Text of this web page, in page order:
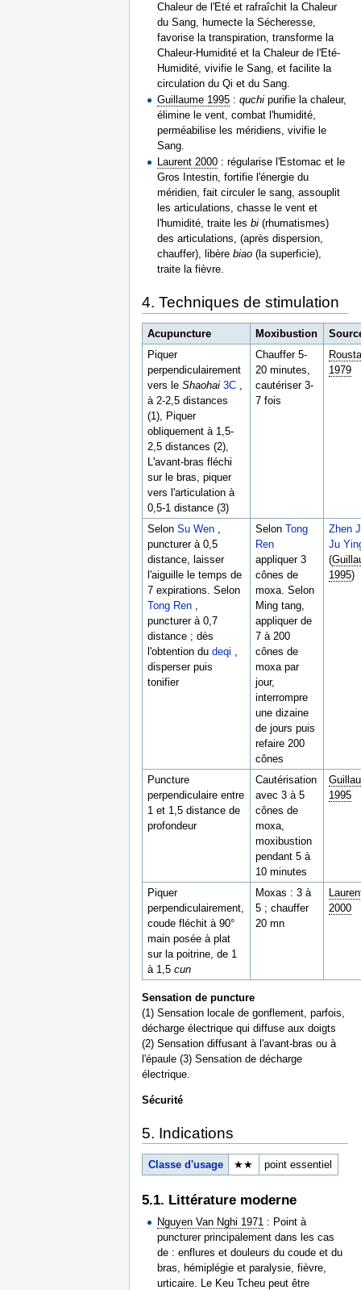
Chaleur de l'Eté et rafraîchit la Chaleur
du Sang, humecte la Sécheresse,
favorise la transpiration, transforme la
Chaleur-Humidité et la Chaleur de l'Eté-
Humidité, vivifie le Sang, et facilite la
circulation du Qi et du Sang.
Guillaume 1995 :quchi purifie la chaleur,
élimine le vent, combat l'humidité,
perméabilise les méridiens, vivifie le
Sang.
Laurent 2000 : régularise l'Estomac et le
Gros Intestin, fortifie l'énergie du
méridien, fait circuler le sang, assouplit
les articulations, chasse le vent et
l'humidité, traite lesbi (rhumatismes)
des articulations, (après dispersion,
chauffer), libèrebiao (la superficie),
traite la fièvre.
4. Techniques de stimulation
Acupuncture Moxibustion
Piquer
perpendiculairement
vers leShaohai 3C
à 2-2,5 distances
(1), Piquer
obliquement à 1,5-
2,5 distances (2),
L'avant-bras fléchi
sur le bras, piquer
vers l'articulation à
0,5-1 distance (3)
Chauffer 5-
20 minutes,
cautériser 3-
7 fois
1979
SelonSu Wen
puncturer à 0,5
distance, laisser
l'aiguille le temps de
7 expirations. Selon
Tong Ren
puncturer à 0,7
distance ; dès
l'obtention dudeqi
disperser puis
tonifier
SelonTong
Ren
appliquer 3
cônes de
moxa. Selon
Ming tang,
appliquer de
7 à 200
cônes de
moxa par
jour,
interrompre
une dizaine
de jours puis
refaire 200
cônes
Zhen
Ju
(
1995)
Puncture
perpendiculaire entre
1 et 1,5 distance de
profondeur
Cautérisation
avec 3 à 5
cônes de
moxa,
moxibustion
pendant 5 à
10 minutes
1995
Piquer
perpendiculairement,
coude fléchit à 90°
main posée à plat
sur la poitrine, de 1
à 1,5cun
Moxas : 3 à
5 ; chauffer
20 mn
2000
Sensation de puncture
(1) Sensation locale de gonflement, parfois,
décharge électrique qui diffuse aux doigts
(2) Sensation diffusant à l'avant-bras ou à
l'épaule (3) Sensation de décharge
électrique.
Sécurité
5. Indications
Classe d'usage ★★ point essentiel
5.1. Littérature moderne
Nguyen Van Nghi 1971 : Point à
puncturer principalement dans les cas
de : enflures et douleurs du coude et du
bras, hémiplégie et paralysie, fièvre,
urticaire. Le Keu Tcheu peut être